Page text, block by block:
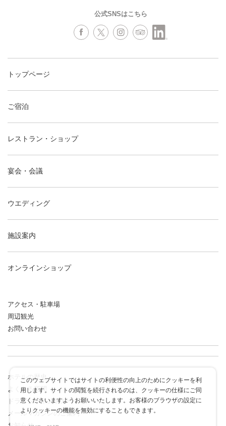
このウェブサイトではサイトの利便性の向上のためにクッキーを利
用します。サイトの閲覧を続行されるのは、クッキーの仕様にご同
意くださいますようお願いいたします。お客様のブラウザの設定に
よりクッキーの機能を無効にすることもできます。
公式SNSはこちら
トップページ
ご宿泊
レストラン・ショップ
宴会・会議
ウエディング
施設案内
オンラインショップ
アクセス・駐車場
周辺観光
お問い合わせ
ホテルの歴史
よくある質問
ドラゴンポイントカード
メールマガジンのご案内